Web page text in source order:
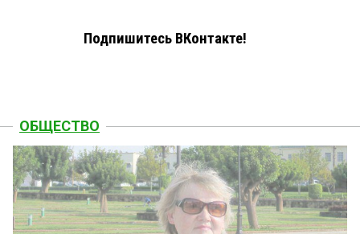
Подпишитесь ВКонтакте!
ОБЩЕСТВО